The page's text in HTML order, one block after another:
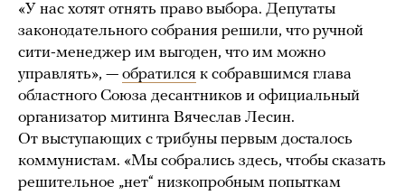
«У нас хотят отнять право выбора. Депутаты
законодательного собрания решили, что ручной
сити-менеджер им выгоден, что им можно
управлять», — обратился к собравшимся глава
областного Союза десантников и официальный
организатор митинга Вячеслав Лесин.
От выступающих с трибуны первым досталось
коммунистам. «Мы собрались здесь, чтобы сказать
решительное „нет“ низкопробным попыткам